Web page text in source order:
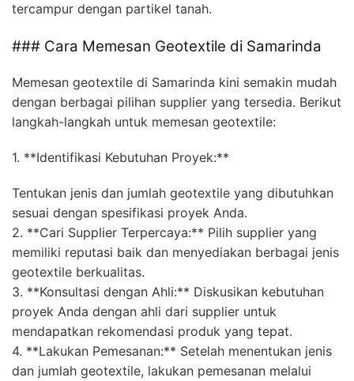
tercampur dengan partikel tanah.
### Cara Memesan Geotextile di Samarinda
Memesan geotextile di Samarinda kini semakin mudah
dengan berbagai pilihan supplier yang tersedia. Berikut
langkah-langkah untuk memesan geotextile:
1. **Identifikasi Kebutuhan Proyek:**
Tentukan jenis dan jumlah geotextile yang dibutuhkan
sesuai dengan spesifikasi proyek Anda.
2. **Cari Supplier Terpercaya:** Pilih supplier yang
memiliki reputasi baik dan menyediakan berbagai jenis
geotextile berkualitas.
3. **Konsultasi dengan Ahli:** Diskusikan kebutuhan
proyek Anda dengan ahli dari supplier untuk
mendapatkan rekomendasi produk yang tepat.
4. **Lakukan Pemesanan:** Setelah menentukan jenis
dan jumlah geotextile, lakukan pemesanan melalui